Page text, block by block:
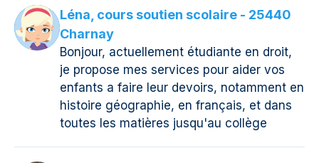
Léna, cours soutien scolaire - 25440
Charnay
Bonjour, actuellement étudiante en droit,
je propose mes services pour aider vos
enfants a faire leur devoirs, notamment en
histoire géographie, en français, et dans
toutes les matières jusqu'au collège